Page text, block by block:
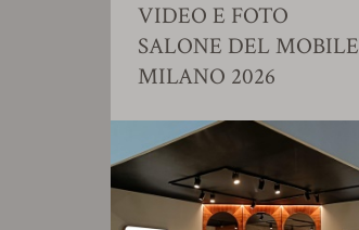
VIDEO E FOTO
SALONE DEL MOBILE
MILANO 2026